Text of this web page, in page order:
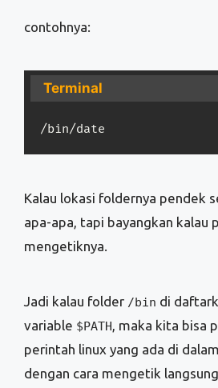
contohnya:
Terminal
/bin/date
Kalau lokasi foldernya pendek
apa-apa, tapi bayangkan kalau
mengetiknya.
Jadi kalau folder /bin di
variable $PATH , maka kita bisa
perintah linux yang ada di
dengan cara mengetik